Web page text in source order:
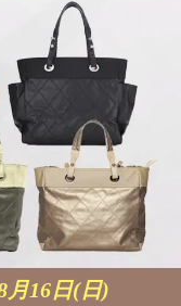
月16日(日)